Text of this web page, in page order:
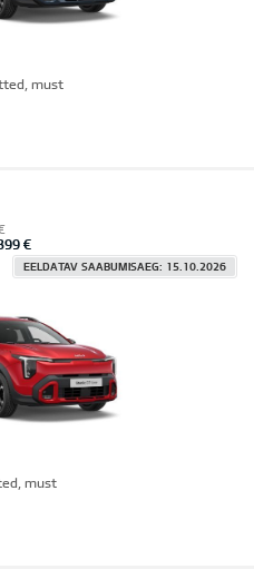
must
€
EELDATAV SAABUMISAEG: 15.10.2026
must